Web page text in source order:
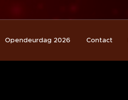
Opendeurdag 2026 Contact